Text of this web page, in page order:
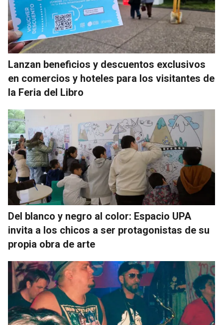
Lanzan beneficios y descuentos exclusivos
en comercios y hoteles para los visitantes de
la Feria del Libro
Del blanco y negro al color: Espacio UPA
invita a los chicos a ser protagonistas de su
propia obra de arte